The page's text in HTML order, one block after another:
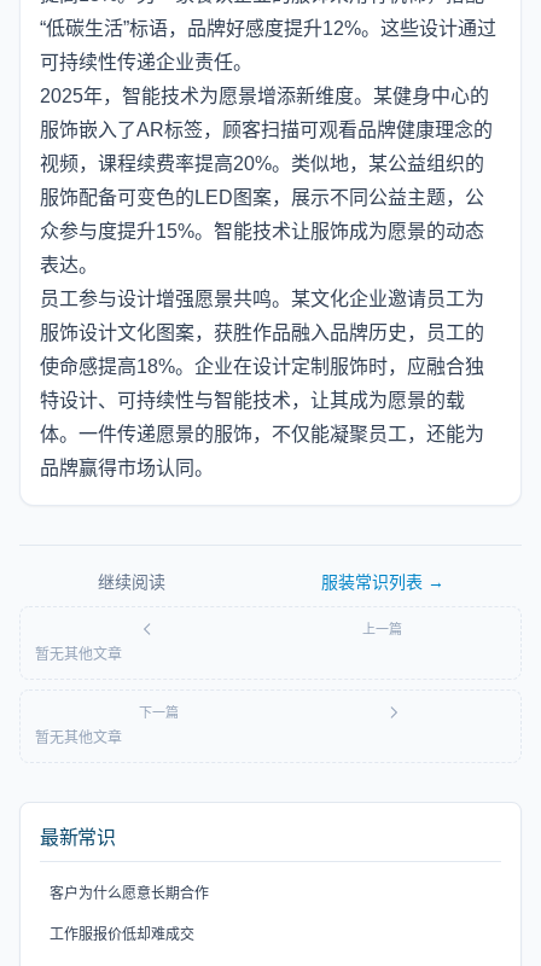
“低碳生活”标语，品牌好感度提升12%。这些设计通过
可持续性传递企业责任。
2025年，智能技术为愿景增添新维度。某健身中心的
服饰嵌入了AR标签，顾客扫描可观看品牌健康理念的
视频，课程续费率提高20%。类似地，某公益组织的
服饰配备可变色的LED图案，展示不同公益主题，公
众参与度提升15%。智能技术让服饰成为愿景的动态
表达。
员工参与设计增强愿景共鸣。某文化企业邀请员工为
服饰设计文化图案，获胜作品融入品牌历史，员工的
使命感提高18%。企业在设计定制服饰时，应融合独
特设计、可持续性与智能技术，让其成为愿景的载
体。一件传递愿景的服饰，不仅能凝聚员工，还能为
品牌赢得市场认同。
继续阅读 服装常识列表 →
上一篇
暂无其他文章
下一篇
暂无其他文章
最新常识
客户为什么愿意长期合作
工作服报价低却难成交